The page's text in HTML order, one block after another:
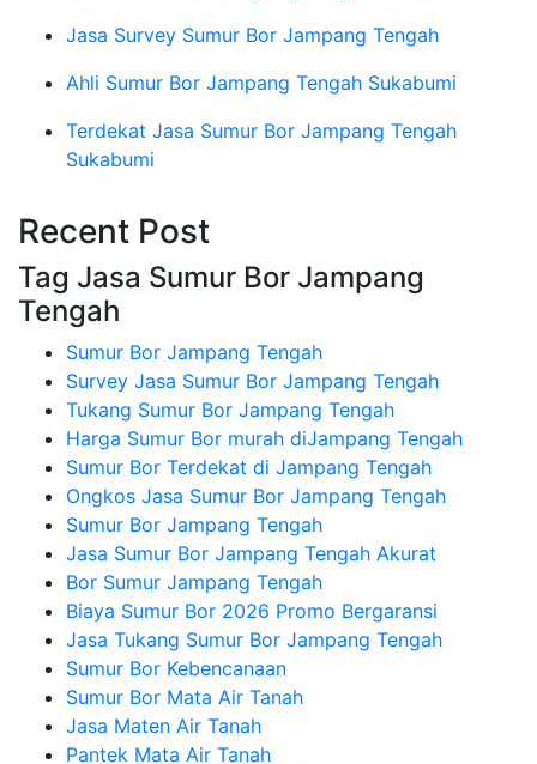
Jasa Survey Sumur Bor Jampang Tengah
Ahli Sumur Bor Jampang Tengah Sukabumi
Terdekat Jasa Sumur Bor Jampang Tengah
Sukabumi
Recent Post
Tag Jasa Sumur Bor Jampang
Tengah
Sumur Bor Jampang Tengah
Survey Jasa Sumur Bor Jampang Tengah
Tukang Sumur Bor Jampang Tengah
Harga Sumur Bor murah diJampang Tengah
Sumur Bor Terdekat di Jampang Tengah
Ongkos Jasa Sumur Bor Jampang Tengah
Sumur Bor Jampang Tengah
Jasa Sumur Bor Jampang Tengah Akurat
Bor Sumur Jampang Tengah
Biaya Sumur Bor 2026 Promo Bergaransi
Jasa Tukang Sumur Bor Jampang Tengah
Sumur Bor Kebencanaan
Sumur Bor Mata Air Tanah
Jasa Maten Air Tanah
Pantek Mata Air Tanah